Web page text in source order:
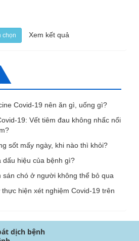
chọn Xem kết quả
Covid-19 nên ăn gì, uống gì?
19: Vết tiêm đau không nhấc nổi
sốt mấy ngày, khi nào thì khỏi?
dấu hiệu của bệnh gì?
sán chó ở người không thể bỏ qua
hiện xét nghiệm Covid-19 trên
dịch bệnh